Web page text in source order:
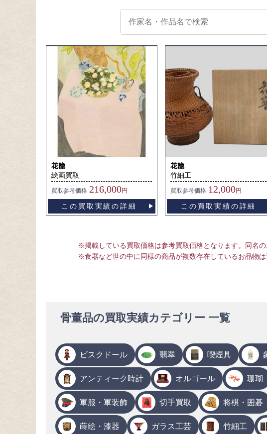
花籠
絵画買取
買取参考価格 216,000円
この買取実績の詳細
花籠
竹細工
買取参考価格 12,000円
この買取実績の詳細
※掲載している買取価格は参考買取価格となります。同名
※食器など世の中に同様の商品が複数存在しているお品物
骨董品の買取実績カテゴリー 一覧
ビスクドール 翡翠 喫煙具
アンティーク時計 オルゴール 珊瑚
軍服・軍装飾 切手買取 将棋・囲碁
蒔絵・漆器 ガラス工芸 竹細工